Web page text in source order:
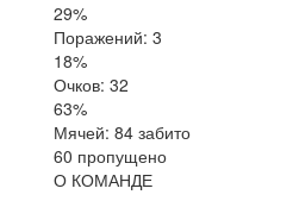
29%
Поражений: 3
18%
Очков: 32
63%
Мячей: 84 забито
60 пропущено
О КОМАНДЕ